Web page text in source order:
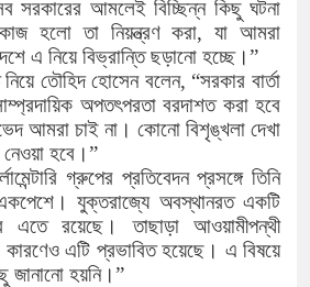
প্রধানমন্ত্রীর সঙ্গে নবনিযুক্ত
হামের উপসর্গে আরও ৬ প্রাণহানি,
অবশেষে পদত্যাগ করলেন ভারতের
জামায়াত ফেরেশতাদের দল নয়, ভুল
সরকারের আমলেই বিচ্ছিন্ন কিছু ঘটনা
হলো তা নিয়ন্ত্রণ করা, যা আমরা
এ নিয়ে বিভ্রান্তি ছড়ানো হচ্ছে।”
তৌহিদ হোসেন বলেন, “সরকার বার্তা
অপতৎপরতা বরদাশত করা হবে
আমরা চাই না। কোনো বিশৃঙ্খলা দেখা
হবে।”
গ্রুপের প্রতিবেদন প্রসঙ্গে তিনি
যুক্তরাজ্যে অবস্থানরত একটি
এতে রয়েছে। তাছাড়া আওয়ামীপন্থী
কারণেও এটি প্রভাবিত হয়েছে। এ বিষয়ে
জানানো হয়নি।”